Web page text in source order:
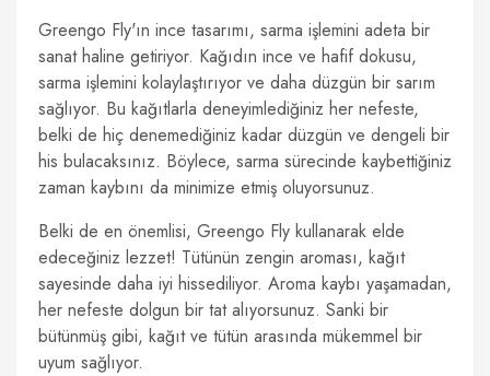
Greengo Fly'ın ince tasarımı, sarma işlemini adeta bir
sanat haline getiriyor. Kağıdın ince ve hafif dokusu,
sarma işlemini kolaylaştırıyor ve daha düzgün bir sarım
sağlıyor. Bu kağıtlarla deneyimlediğiniz her nefeste,
belki de hiç denemediğiniz kadar düzgün ve dengeli bir
his bulacaksınız. Böylece, sarma sürecinde kaybettiğiniz
zaman kaybını da minimize etmiş oluyorsunuz.
Belki de en önemlisi, Greengo Fly kullanarak elde
edeceğiniz lezzet! Tütünün zengin aroması, kağıt
sayesinde daha iyi hissediliyor. Aroma kaybı yaşamadan,
her nefeste dolgun bir tat alıyorsunuz. Sanki bir
bütünmüş gibi, kağıt ve tütün arasında mükemmel bir
uyum sağlıyor.